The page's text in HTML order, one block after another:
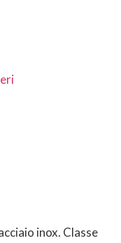
inox. Classe